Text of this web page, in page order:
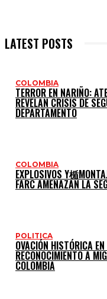
LATEST POSTS
COLOMBIA
TERROR EN NARIÑO:
REVELAN CRISIS DE
DEPARTAMENTO
COLOMBIA
EXPLOSIVOS Y楯
FARC AMENAZAN LA
POLITICA
OVACIÓN HISTÓRICA
RECONOCIMIENTO A
COLOMBIA